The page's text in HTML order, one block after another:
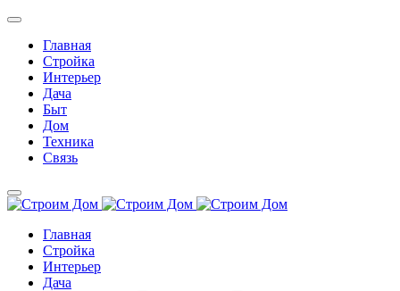
Главная
Стройка
Интерьер
Дача
Быт
Дом
Техника
Связь
Главная
Стройка
Интерьер
Дача